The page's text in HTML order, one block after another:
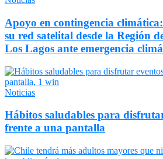
Apoyo en contingencia
su red satelital desde la Región
Los Lagos ante emergencia
Noticias
Hábitos saludables para
frente a una pantalla